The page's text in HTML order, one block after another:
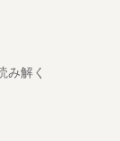
み解く